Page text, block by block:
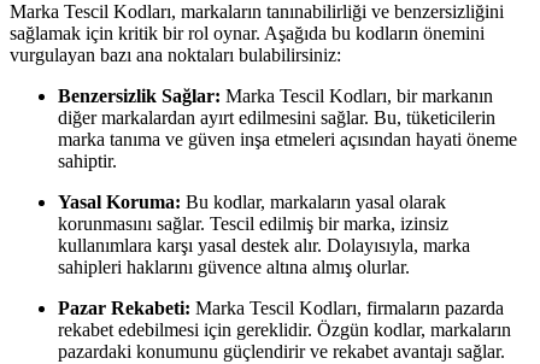
Marka Tescil Kodları, markaların tanınabilirliği ve benzersizliğini
sağlamak için kritik bir rol oynar. Aşağıda bu kodların önemini
vurgulayan bazı ana noktaları bulabilirsiniz:
Benzersizlik Sağlar: Marka Tescil Kodları, bir markanın
diğer markalardan ayırt edilmesini sağlar. Bu, tüketicilerin
marka tanıma ve güven inşa etmeleri açısından hayati öneme
sahiptir.
Yasal Koruma: Bu kodlar, markaların yasal olarak
korunmasını sağlar. Tescil edilmiş bir marka, izinsiz
kullanımlara karşı yasal destek alır. Dolayısıyla, marka
sahipleri haklarını güvence altına almış olurlar.
Pazar Rekabeti: Marka Tescil Kodları, firmaların pazarda
rekabet edebilmesi için gereklidir. Özgün kodlar, markaların
pazardaki konumunu güçlendirir ve rekabet avantajı sağlar.